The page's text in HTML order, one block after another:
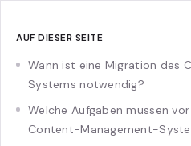
AUF DIESER SEITE
Wann ist eine Migration des
Systems notwendig?
Welche Aufgaben müssen
Content-Management-